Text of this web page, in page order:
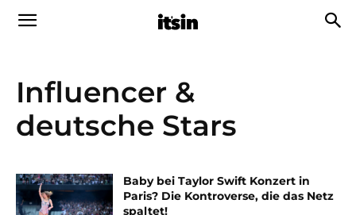
Influencer &
deutsche Stars
Baby bei Taylor Swift Konzert in
Paris? Die Kontroverse, die das Netz
spaltet!